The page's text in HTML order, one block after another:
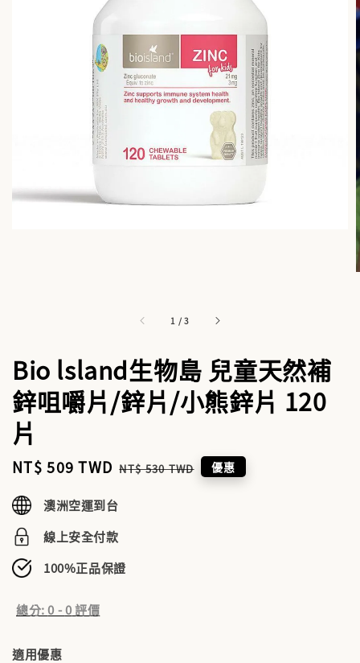
1 /3
Bio lsland生物島 兒童天然補
鋅咀嚼片/鋅片/小熊鋅片 120
片
Sale
NT$ 509 TWD Regular
NT$ 530 TWD 優惠
澳洲空運到台
線上安全付款
100%正品保證
總分:0 -0評價
適用優惠